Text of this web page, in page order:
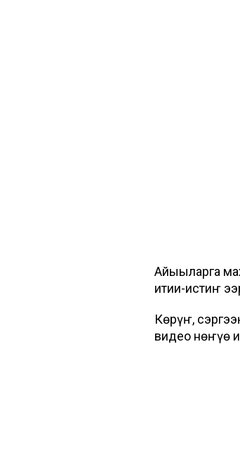
Айыыларга
итии-истиҥ
Көрүҥ,
видео нөҥүө